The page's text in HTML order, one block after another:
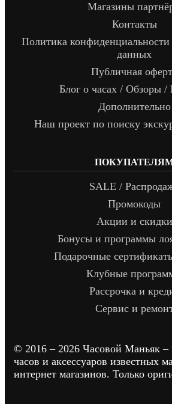
Магазины
Контакты
Политика
данных
Публичная
Блог о часах / Обзоры /
Дополнительно
Наш проект по поиску
SALE /
Промокоды
Акции и скидки
Бонусы и программы
Подарочные
Клубные
Рассрочка и
Сервис и
© 2016 – 2026 Часовой Маньяк –
часов и аксессуаров известных
интернет магазинов. Только